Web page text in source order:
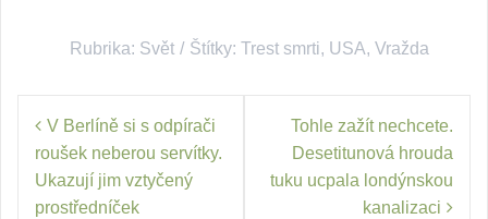
Rubrika: Svět Štítky: Trest smrti, USA, Vražda
Navigace
pro
příspěvek
V Berlíně si s odpírači
roušek neberou servítky.
Ukazují jim vztyčený
prostředníček
Tohle zažít nechcete.
Desetitunová hrouda
tuku ucpala londýnskou
kanalizaci